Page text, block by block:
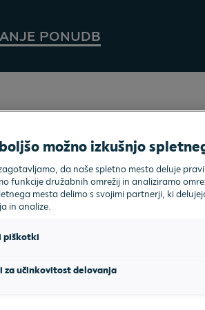
PONUDB
na voljo ni nobenih vozil v želeni
Škoda Octavia Combi
možno izkušnjo
da naše spletno mesto deluje
funkcije družabnih omrežij in analiziramo
mesta delimo s svojimi partnerji, ki
in analize.
piškotki
za učinkovitost delovanja